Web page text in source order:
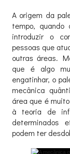
A origem da
tempo, quando
introduzir o
pessoas que
outras áreas.
que é algo
engatinhar, o
mecânica
área que é
à teoria de
determinados
podem ter